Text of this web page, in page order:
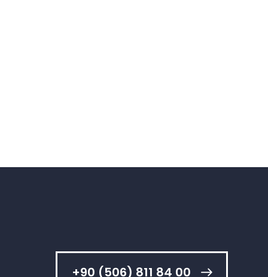
+90 (506) 811 84 00